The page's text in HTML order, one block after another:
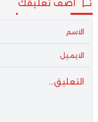
أضف تعليقك